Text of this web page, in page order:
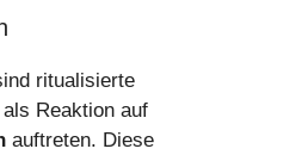
ritualisierte
Reaktion auf
auftreten. Diese